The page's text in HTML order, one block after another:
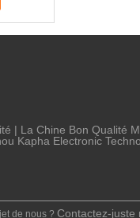
| La Chine Bon Qualité
Kapha Electronic
de nous ? Contactez-juste